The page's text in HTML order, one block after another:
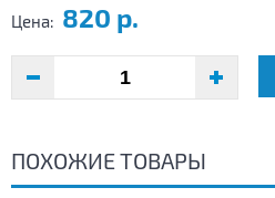
Цена: 820 р.
ПОХОЖИЕ ТОВАРЫ